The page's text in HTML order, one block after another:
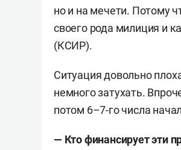
но и на мечети. Потому
своего рода милиция и
(КСИР).
Ситуация довольно
немного затухать.
потом 6–7-го числа
— Кто финансирует эти